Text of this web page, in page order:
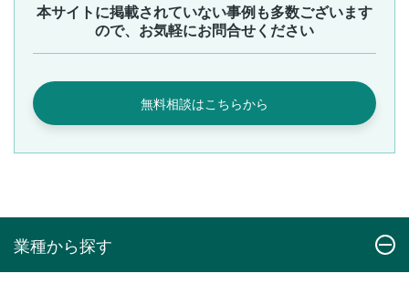
本サイトに掲載されていない事例も多数ございます
ので、お気軽にお問合せください
無料相談はこちらから
業種から探す